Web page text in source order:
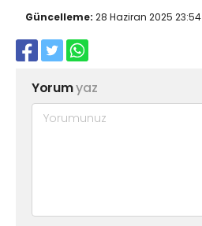
Güncelleme: 28 Haziran 2025 23:54
Yorumyaz